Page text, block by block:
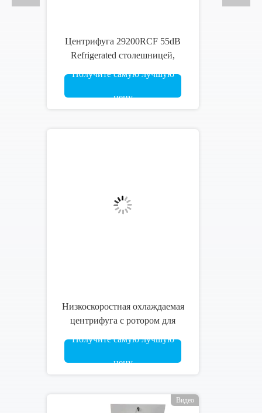
Машина центрифуги Benchtop,
мотор частоты AC, машина
Получите самую лучшую
цену
Невосприимчивость 6000rpm
радио Refrigerated центрифуга
Получите самую лучшую
цену